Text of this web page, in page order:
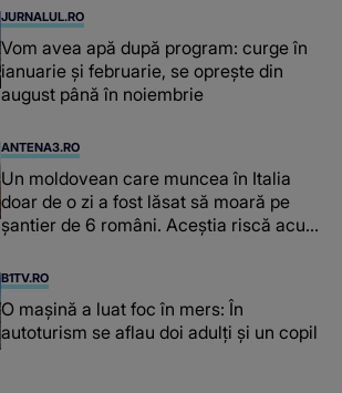
JURNALUL.RO
Vom avea apă după program: curge în
ianuarie și februarie, se oprește din
august până în noiembrie
ANTENA3.RO
Un moldovean care muncea în Italia
doar de o zi a fost lăsat să moară pe
şantier de 6 români. Aceștia riscă acum
B1TV.RO
O maşină a luat foc în mers: În
autoturism se aflau doi adulți și un copil